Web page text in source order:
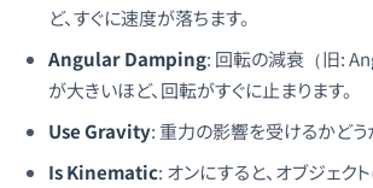
ど、すぐに速度が落ちます。
Angular Damping: 回転の減衰（旧:
が大きいほど、回転がすぐに止まります。
Use Gravity: 重力の影響を受けるかどう
Is Kinematic: オンにすると、オブジェク